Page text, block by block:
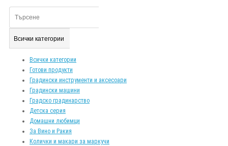
Всички категории
Всички категории
Готови продукти
Градински инструменти и аксесоари
Градински машини
Градско градинарство
Детска серия
Домашни любимци
За Вино и Ракия
Колички и макари за маркучи